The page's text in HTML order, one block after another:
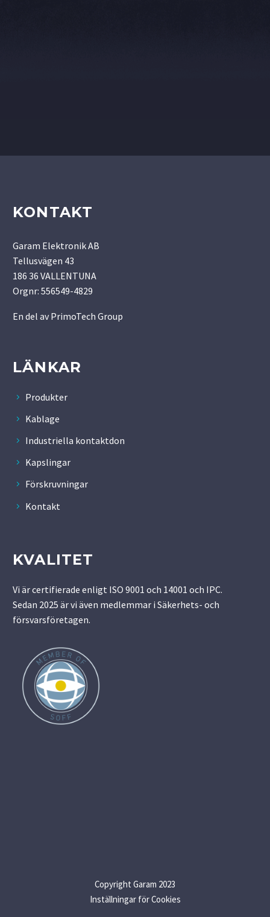
KONTAKT
Garam Elektronik AB
Tellusvägen 43
186 36 VALLENTUNA
Orgnr: 556549-4829
En del av PrimoTech Group
LÄNKAR
Produkter
Kablage
Industriella kontaktdon
Kapslingar
Förskruvningar
Kontakt
KVALITET
Vi är certifierade enligt ISO 9001 och 14001 och IPC.
Sedan 2025 är vi även medlemmar i Säkerhets- och
försvarsföretagen.
Copyright Garam 2023
Inställningar för Cookies